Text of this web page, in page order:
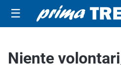
☰
Niente